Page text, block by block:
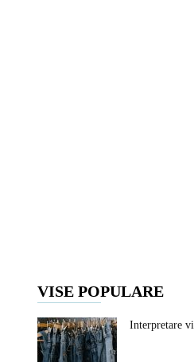
VISE POPULARE
Interpretare